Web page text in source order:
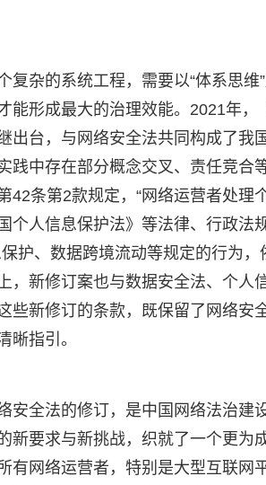
复杂的系统工程，需要以“体系思
能形成最大的治理效能。2021年
出台，与网络安全法共同构成了我
践中存在部分概念交叉、责任竞合
42条第2款规定，“网络运营者处
个人信息保护法》等法律、行政法
护、数据跨境流动等规定的行为
，新修订案也与数据安全法、个人
些新修订的条款，既保留了网络安
晰指引。
安全法的修订，是中国网络法治建
新要求与新挑战，织就了一个更为
有网络运营者，特别是大型互联网